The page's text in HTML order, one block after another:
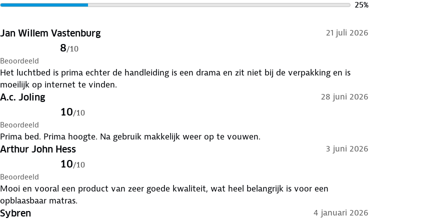
25%
Jan Willem Vastenburg 21 juli 2026
8/10
Beoordeeld
Het luchtbed is prima echter de handleiding is een drama en zit niet bij de verpakking en is
moeilijk op internet te vinden.
A.c. Joling 28 juni 2026
10/10
Beoordeeld
Prima bed. Prima hoogte. Na gebruik makkelijk weer op te vouwen.
Arthur John Hess 3 juni 2026
10/10
Beoordeeld
Mooi en vooral een product van zeer goede kwaliteit, wat heel belangrijk is voor een
opblaasbaar matras.
Sybren 4 januari 2026